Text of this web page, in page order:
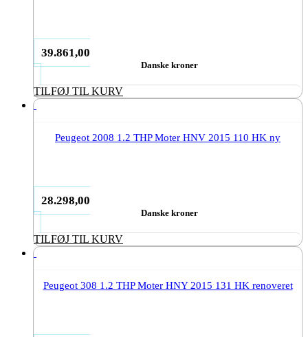
39.861,00
Danske kroner
TILFØJ TIL KURV
Peugeot 2008 1.2 THP Moter HNV 2015 110 HK ny
28.298,00
Danske kroner
TILFØJ TIL KURV
Peugeot 308 1.2 THP Moter HNY 2015 131 HK renoveret